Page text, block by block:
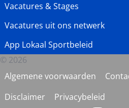
Vacatures & Stages
Vacatures uit ons netwerk
App Lokaal Sportbeleid
© 2026
Algemene voorwaarden
Disclaimer
Privacybeleid